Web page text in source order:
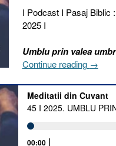
I Podcast I Pasaj Biblic
2025 I
Umblu prin valea
Continue reading „45
2025.
PRIN
→